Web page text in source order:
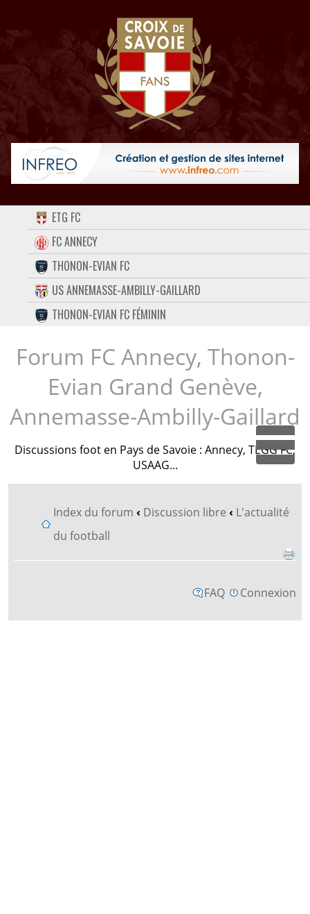
ACCUEIL
FORUM
CONTACT
FACEBOOK
TWITTER
INSTAGRAM
ETG FC
FC ANNECY
THONON-EVIAN FC
US ANNEMASSE-AMBILLY-GAILLARD
THONON-EVIAN FC FÉMININ
Forum FC Annecy, Thonon-
Evian Grand Genève,
Annemasse-Ambilly-Gaillard
Discussions foot en Pays de Savoie : Annecy, TEGG FC,
USAAG...
Index du forum ‹ Discussion libre ‹ L'actualité
du football
FAQ Connexion